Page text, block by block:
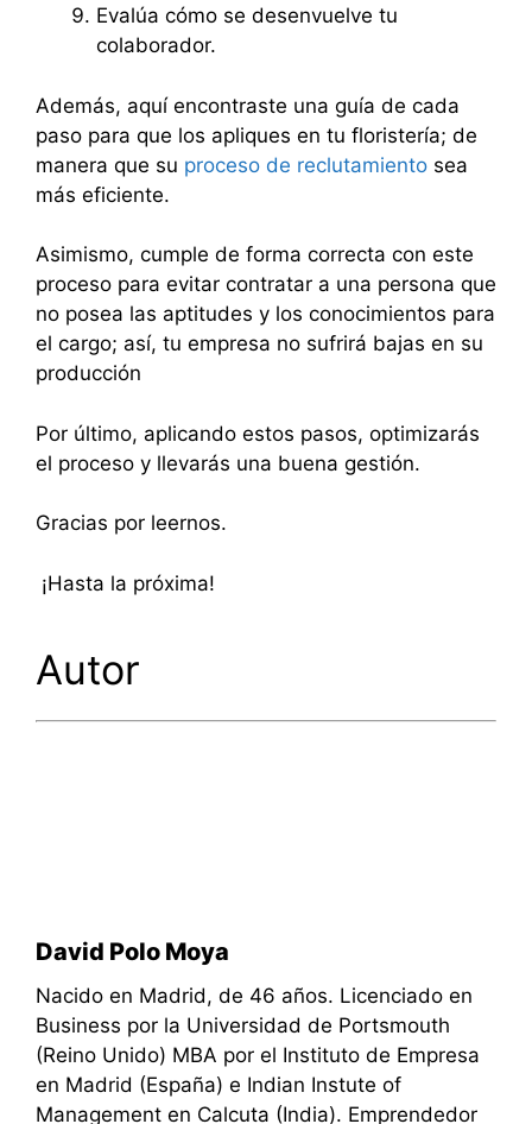
Evalúa cómo se desenvuelve tu
colaborador.
Además, aquí encontraste una guía de cada
paso para que los apliques en tu floristería; de
manera que su proceso de reclutamiento sea
más eficiente.
Asimismo, cumple de forma correcta con este
proceso para evitar contratar a una persona que
no posea las aptitudes y los conocimientos para
el cargo; así, tu empresa no sufrirá bajas en su
producción
Por último, aplicando estos pasos, optimizarás
el proceso y llevarás una buena gestión.
Gracias por leernos.
¡Hasta la próxima!
Autor
David Polo Moya
Nacido en Madrid, de 46 años. Licenciado en
Business por la Universidad de Portsmouth
(Reino Unido) MBA por el Instituto de Empresa
en Madrid (España) e Indian Instute of
Management en Calcuta (India). Emprendedor